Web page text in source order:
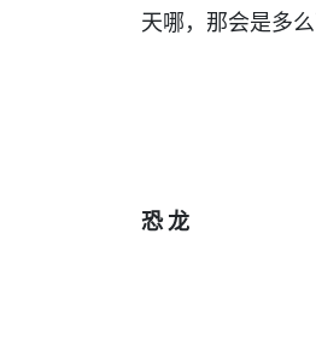
天哪，那会是多
恐 龙